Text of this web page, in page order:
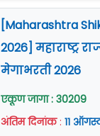
[Maharashtra
2026] महाराष्ट्र
मेगाभरती 2026
एकूण जागा : 30209
अंतिम दिनांक: ११